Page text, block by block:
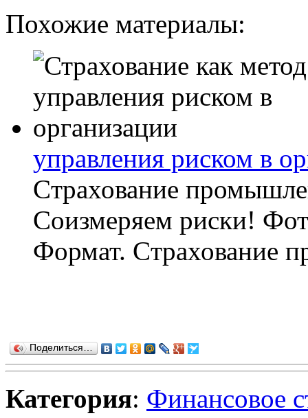
Похожие материалы:
управления риском в
Cтрахование
Соизмеряем риски!
Формат. Cтрахование
Поделиться…
Категория: Финансовое